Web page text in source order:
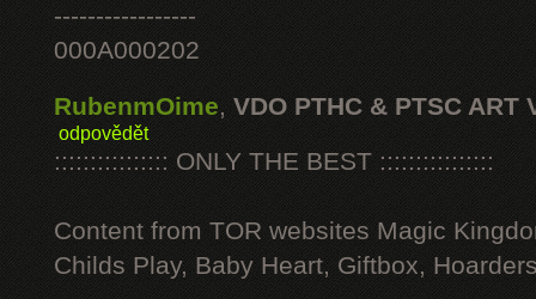
-----------------
000A000202
RubenmOime, VDO PTHC & PTSC ART
odpovědět
:::::::::::::::: ONLY THE BEST ::::::::::::::::
Content from TOR websites Magic
Childs Play, Baby Heart, Giftbox,